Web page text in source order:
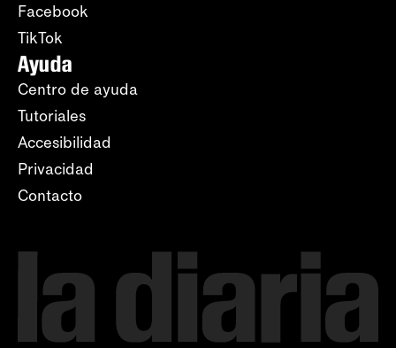
Facebook
TikTok
Ayuda
Centro de ayuda
Tutoriales
Accesibilidad
Privacidad
Contacto